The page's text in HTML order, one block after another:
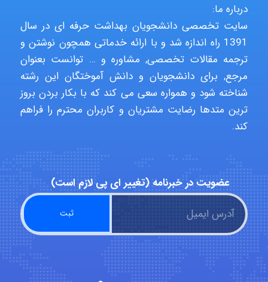
ZAK
vali
fahimeh sheibani
HaddadiMahsa
Niloofar
درباره ما:
سایت تخصصی دانشجویان بهداشت حرفه ای در سال
1391 راه اندازه شد و با ارائه خدماتی همچون نوشتن و
ترجمه مقالات تخصصی, مشاوره و … توانست بعنوان
مرجع, برای دانشجویان و دانش آموختگان این رشته
شناخته شود و همواره سعی می کند که با بکار بردن بروز
ترین متدها رضایت مشتریان و کاربران محترم را فراهم
کند.
عضویت در خبرنامه (تغییر ای پی لازم است)